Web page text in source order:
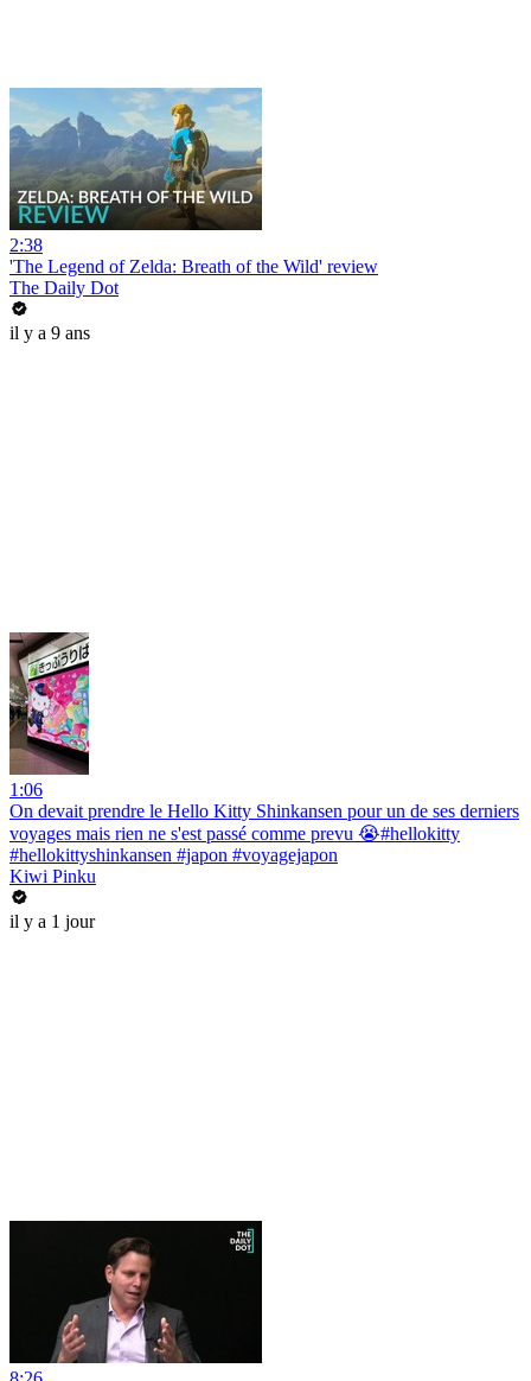
2:38
'The Legend of Zelda: Breath of the Wild' review
The Daily Dot
il y a 9 ans
1:06
On devait prendre le Hello Kitty Shinkansen pour un de ses derniers
voyages mais rien ne s'est passé comme prevu 😭#hellokitty
#hellokittyshinkansen #japon #voyagejapon
Kiwi Pinku
il y a 1 jour